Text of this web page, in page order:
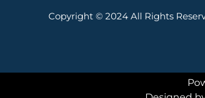
Copyright © 2024 All Rights